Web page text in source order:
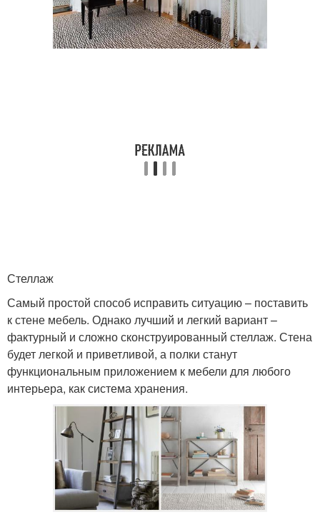
Стеллаж
Самый простой способ исправить ситуацию – поставить
к стене мебель. Однако лучший и легкий вариант –
фактурный и сложно сконструированный стеллаж. Стена
будет легкой и приветливой, а полки станут
функциональным приложением к мебели для любого
интерьера, как система хранения.